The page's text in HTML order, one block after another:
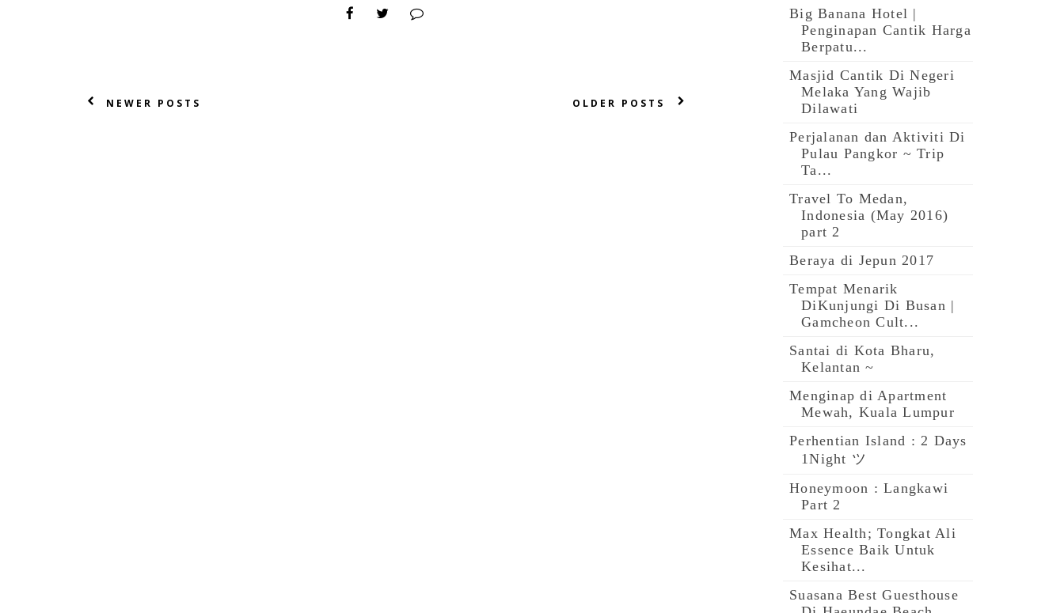
NEWER POSTS OLDER POSTS
Big Banana Hotel |
Penginapan Cantik Harga
Berpatu...
Masjid Cantik Di Negeri
Melaka Yang Wajib
Dilawati
Perjalanan dan Aktiviti Di
Pulau Pangkor ~ Trip
Ta...
Travel To Medan,
Indonesia (May 2016)
part 2
Beraya di Jepun 2017
Tempat Menarik
DiKunjungi Di Busan |
Gamcheon Cult...
Santai di Kota Bharu,
Kelantan ~
Menginap di Apartment
Mewah, Kuala Lumpur
Perhentian Island : 2 Days
1Night ツ
Honeymoon : Langkawi
Part 2
Max Health; Tongkat Ali
Essence Baik Untuk
Kesihat...
Suasana Best Guesthouse